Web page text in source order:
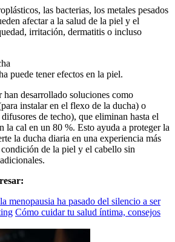
las bacterias, los metales pesados
afectar a la salud de la piel y el
irritación, dermatitis o incluso
puede tener efectos en la piel.
desarrollado soluciones como
instalar en el flexo de la ducha) o
difusores de techo), que eliminan hasta el
la cal en un 80 %. Esto ayuda a proteger la
la ducha diaria en una experiencia más
de la piel y el cabello sin
menopausia ha pasado del silencio a ser
Cómo cuidar tu salud íntima, consejos